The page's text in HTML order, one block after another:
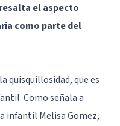
el aspecto
como parte del
quisquillosidad, que es
Como señala a
infantil Melisa Gomez,